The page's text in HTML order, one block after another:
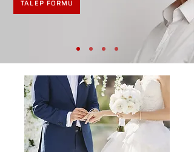
TALEP FORMU